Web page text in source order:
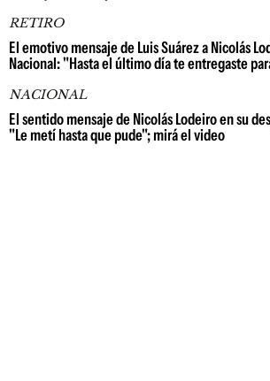
RETIRO
El emotivo mensaje de Luis Suárez a Nicolás
Nacional: "Hasta el último día te entregaste
NACIONAL
El sentido mensaje de Nicolás Lodeiro en su
"Le metí hasta que pude"; mirá el video